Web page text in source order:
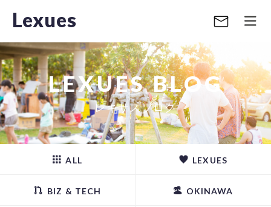
Lexues
LEXUES BLOG
レキサスブログ
ALL LEXUES
BIZ & TECH OKINAWA